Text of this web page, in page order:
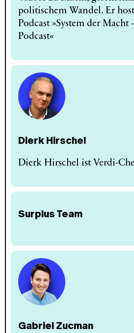
politischem Wandel. Er
Podcast »System der Macht
Podcast«
Dierk Hirschel
Dierk Hirschel ist Verdi-
Surplus Team
Gabriel Zucman